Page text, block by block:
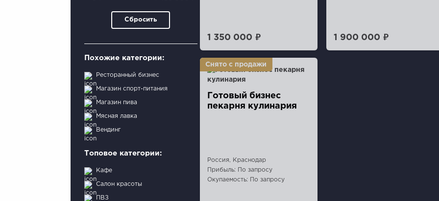
Сбросить
Похожие категории:
Ресторанный бизнес
Магазин спорт-питания
Магазин пива
Мясная лавка
Вендинг
Топовое категории:
Кафе
Салон красоты
ПВЗ
1 350 000 ₽ 1 900 000 ₽
Готовый бизнес
пекарня кулинария
Россия, Краснодар
Прибыль: По запросу
Окупаемость: По запросу